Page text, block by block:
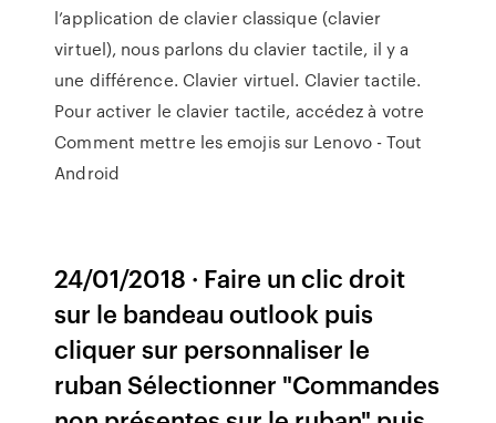
l’application de clavier classique (clavier
virtuel), nous parlons du clavier tactile, il y a
une différence. Clavier virtuel. Clavier tactile.
Pour activer le clavier tactile, accédez à votre
Comment mettre les emojis sur Lenovo - Tout
Android
24/01/2018 · Faire un clic droit
sur le bandeau outlook puis
cliquer sur personnaliser le
ruban Sélectionner "Commandes